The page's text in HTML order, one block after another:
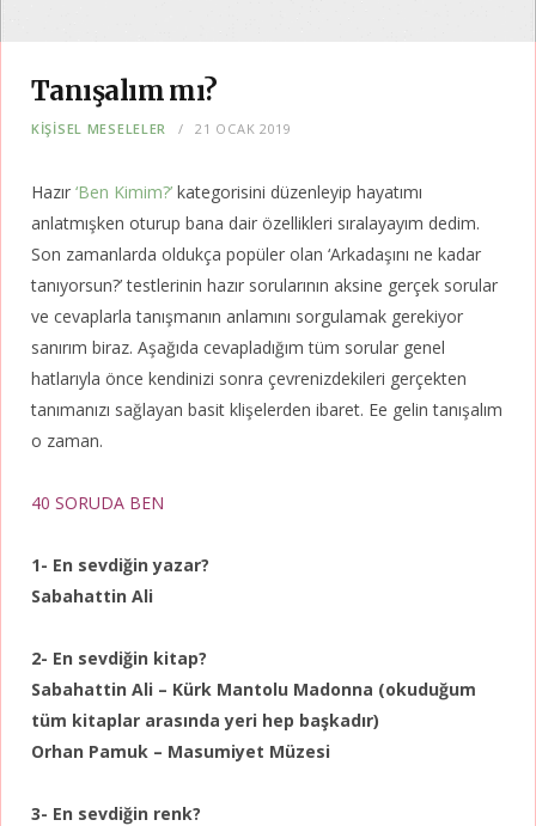
Tanışalım mı?
KIŞISEL MESELELER 21 OCAK 2019
Hazır ‘Ben Kimim?’ kategorisini düzenleyip hayatımı
anlatmışken oturup bana dair özellikleri sıralayayım dedim.
Son zamanlarda oldukça popüler olan ‘Arkadaşını ne kadar
tanıyorsun?’ testlerinin hazır sorularının aksine gerçek sorular
ve cevaplarla tanışmanın anlamını sorgulamak gerekiyor
sanırım biraz. Aşağıda cevapladığım tüm sorular genel
hatlarıyla önce kendinizi sonra çevrenizdekileri gerçekten
tanımanızı sağlayan basit klişelerden ibaret. Ee gelin tanışalım
o zaman.
40 SORUDA BEN
1- En sevdiğin yazar?
Sabahattin Ali
2- En sevdiğin kitap?
Sabahattin Ali – Kürk Mantolu Madonna (okuduğum
tüm kitaplar arasında yeri hep başkadır)
Orhan Pamuk – Masumiyet Müzesi
3- En sevdiğin renk?